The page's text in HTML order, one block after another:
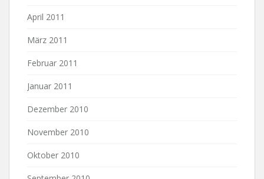
April 2011
März 2011
Februar 2011
Januar 2011
Dezember 2010
November 2010
Oktober 2010